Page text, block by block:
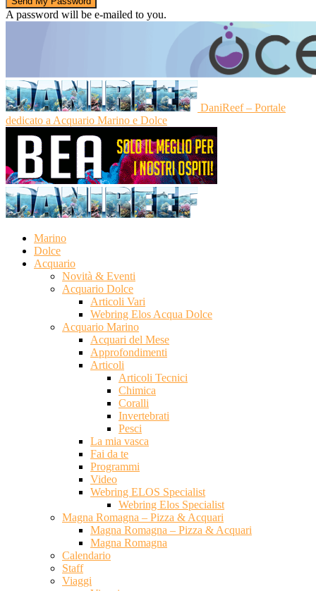
A password will be e-mailed to you.
DaniReef – Portale
dedicato a Acquario Marino e Dolce
Marino
Dolce
Acquario
Novità & Eventi
Acquario Dolce
Articoli Vari
Webring Elos Acqua Dolce
Acquario Marino
Acquari del Mese
Approfondimenti
Articoli
Articoli Tecnici
Chimica
Coralli
Invertebrati
Pesci
La mia vasca
Fai da te
Programmi
Video
Webring ELOS Specialist
Webring Elos Specialist
Magna Romagna – Pizza & Acquari
Magna Romagna – Pizza & Acquari
Magna Romagna
Calendario
Staff
Viaggi